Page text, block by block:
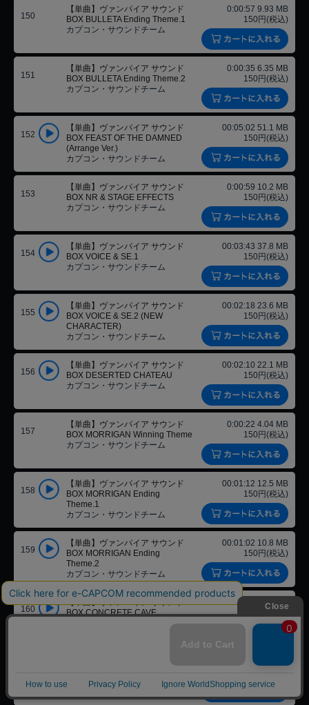
150
【単曲】ヴァンパイア サウンド
BOX BULLETA Ending Theme.1
カプコン・サウンドチーム
0:00:57 9.93 MB
150円(税込)
151
【単曲】ヴァンパイア サウンド
BOX BULLETA Ending Theme.2
カプコン・サウンドチーム
0:00:35 6.35 MB
150円(税込)
152
【単曲】ヴァンパイア サウンド
BOX FEAST OF THE DAMNED
(Arrange Ver.)
カプコン・サウンドチーム
00:05:02 51.1 MB
150円(税込)
153
【単曲】ヴァンパイア サウンド
BOX NR & STAGE EFFECTS
カプコン・サウンドチーム
0:00:59 10.2 MB
150円(税込)
154
【単曲】ヴァンパイア サウンド
BOX VOICE & SE.1
カプコン・サウンドチーム
00:03:43 37.8 MB
150円(税込)
155
【単曲】ヴァンパイア サウンド
BOX VOICE & SE.2 (NEW
CHARACTER)
カプコン・サウンドチーム
00:02:18 23.6 MB
150円(税込)
156
【単曲】ヴァンパイア サウンド
BOX DESERTED CHATEAU
カプコン・サウンドチーム
00:02:10 22.1 MB
150円(税込)
157
【単曲】ヴァンパイア サウンド
BOX MORRIGAN Winning Theme
カプコン・サウンドチーム
0:00:22 4.04 MB
150円(税込)
158
【単曲】ヴァンパイア サウンド
BOX MORRIGAN Ending
Theme.1
カプコン・サウンドチーム
00:01:12 12.5 MB
150円(税込)
159
【単曲】ヴァンパイア サウンド
BOX MORRIGAN Ending
Theme.2
カプコン・サウンドチーム
00:01:02 10.8 MB
150円(税込)
160
【単曲】ヴァンパイア サウンド
BOX CONCRETE CAVE
00:02:06 21.6 MB
【単曲】ヴァンパイア サウンド
カプコン・サウンドチーム
0:00:24 4.35 MB